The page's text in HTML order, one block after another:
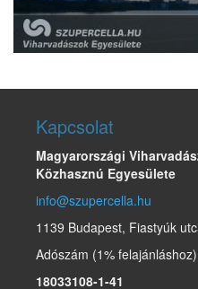
Kapcsolat
Magyarországi
Közhasznú Egyesülete
info@szupercella.hu
1139 Budapest, Fiastyúk
Adószám (1% felajánláshoz)
18033108-1-41